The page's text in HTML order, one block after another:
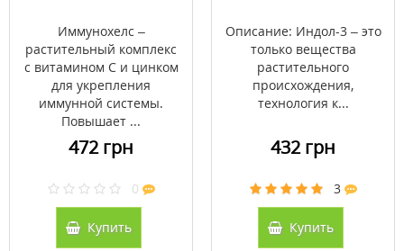
Иммунохелс –
растительный комплекс
с витамином С и цинком
для укрепления
иммунной системы.
Повышает ...
472 грн
0
Купить
Описание: Индол-3 – это
только вещества
растительного
происхождения,
технология к...
432 грн
3
Купить